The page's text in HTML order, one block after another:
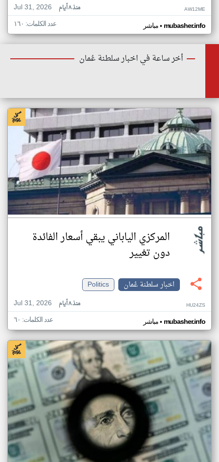
Jul 31, 2026 منذ ٨ أيام AW12ME
مباشر• mubasher.info عدد الكلمات: ١٦٠
أخر ساعة في اخبار سلطنة عُمان
المركزي الياباني يبقي أسعار الفائدة
دون تغيير
اخبار سلطنة عُمان
Politics
Jul 31, 2026
منذ ٨ أيام HU24ZS
مباشر• mubasher.info عدد الكلمات: ٦٠